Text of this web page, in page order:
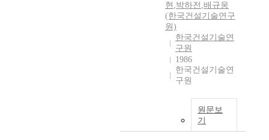
현 ,박하전 ,배규웅
(한국건설기술연구
원)
한국건설기술연
구원
1986
한국건설기술연
구원
원문보
기